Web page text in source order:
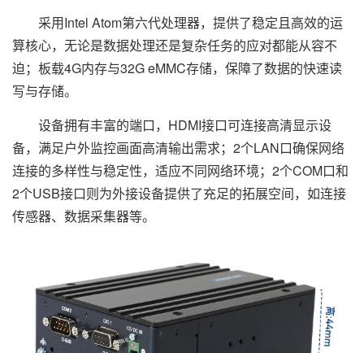
采用Intel Atom第六代处理器，提供了稳定且高效的运
算核心，无论是数据处理还是复杂任务的应对都能从容不
迫；板载4G内存与32G eMMC存储，保障了数据的快速读
写与存储。
设备拥有丰富的端口，HDMI接口可连接高清显示设
备，满足户外监控画面高清输出需求；2个LAN口确保网络
连接的多样性与稳定性，适应不同网络环境；2个COM口和
2个USB接口则为外接设备提供了充足的拓展空间，如连接
传感器、数据采集器等。